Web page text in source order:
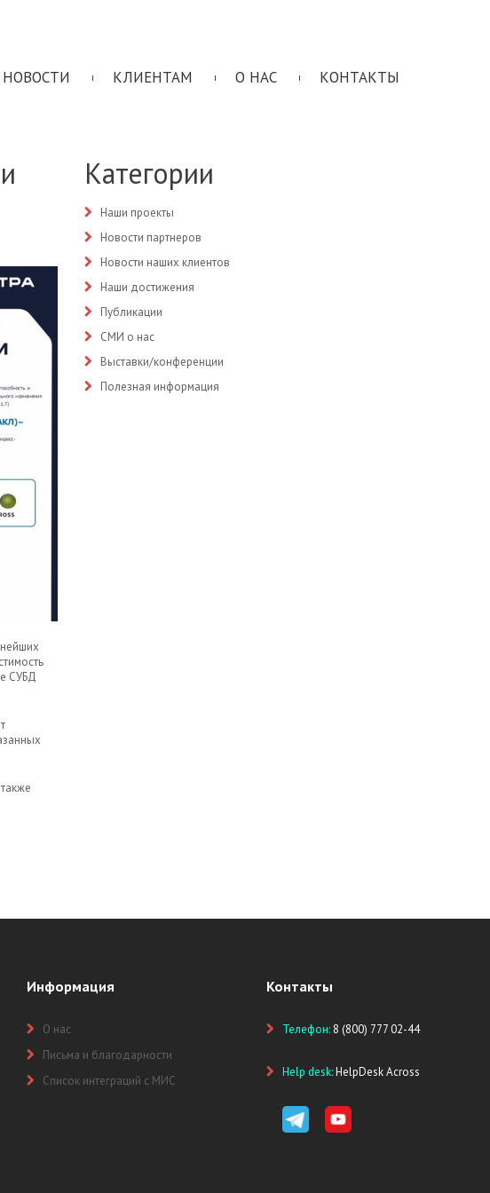
НОВОСТИ КЛИЕНТАМ О НАС КОНТАКТЫ
СУБД
Категории
Наши проекты
Новости партнеров
Новости наших клиентов
Наши достижения
Публикации
СМИ о нас
Выставки/конференции
Полезная информация
Информация
О нас
Письма и благодарности
Список интеграций с МИС
Контакты
Телефон: 8 (800) 777 02-44
Help desk:HelpDesk Across